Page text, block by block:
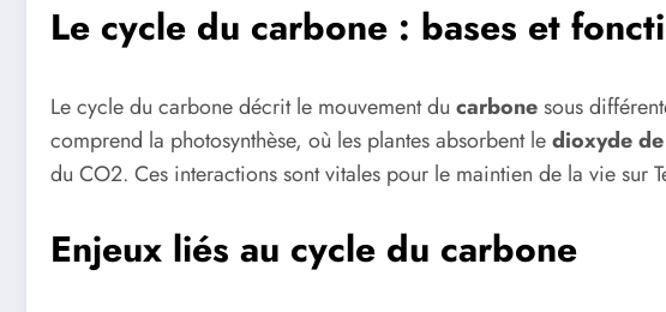
Le cycle du carbone : bases et
Le cycle du carbone décrit le mouvement du carbonesous
comprend la photosynthèse, où les plantes absorbent ledioxyde
du CO2. Ces interactions sont vitales pour le maintien de la vie sur
Enjeux liés au cycle du carbone